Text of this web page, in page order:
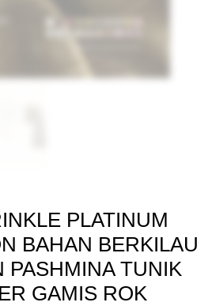
PLATINUM
BAHAN BERKILAU
PASHMINA TUNIK
GAMIS ROK